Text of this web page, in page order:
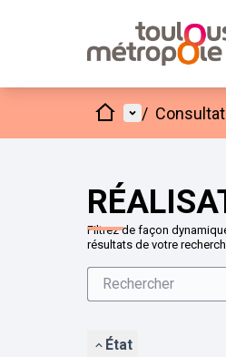
Accueil
Menu
/
Filtrez de façon
résultats de votre
État